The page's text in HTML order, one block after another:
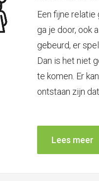
Een fijne relatie
ga je door, ook
gebeurd, er
Dan is het niet
te komen. Er
ontstaan zijn
Lees meer